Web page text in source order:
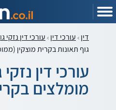
דין עורכי דין עורכי דין נזקי
גוף תאונות בקרית מוצקין
עורכי דין
מומלצים